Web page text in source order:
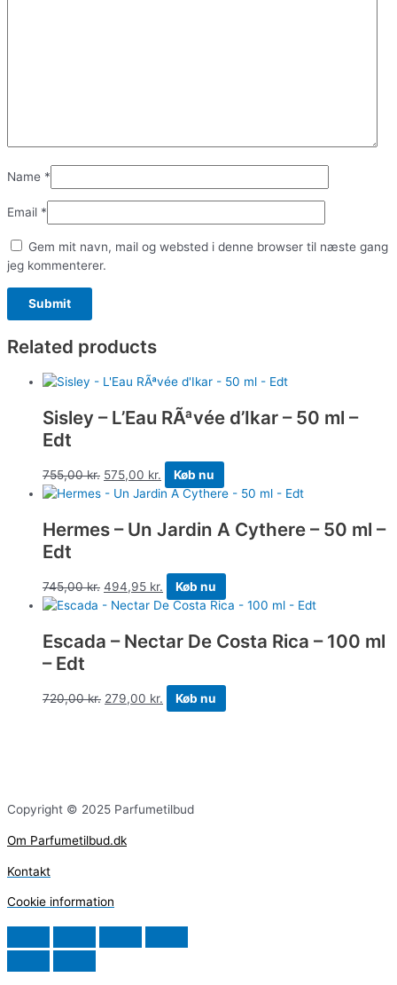
Name *
Email *
Gem mit navn, mail og websted i denne browser til næste gang
jeg kommenterer.
Related products
Sisley – L’Eau RÃªvée d’Ikar – 50 ml –
Edt
755,00kr. 575,00 kr. Køb nu
Hermes – Un Jardin A Cythere – 50 ml –
Edt
745,00kr. 494,95 kr. Køb nu
Escada – Nectar De Costa Rica – 100 ml
– Edt
720,00kr. 279,00 kr. Køb nu
Copyright © 2025 Parfumetilbud
Om Parfumetilbud.dk
Kontakt
Cookie information